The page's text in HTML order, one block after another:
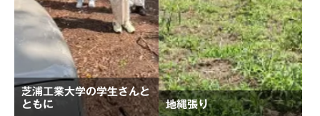
芝浦工業大学の学生さんと
ともに 地縄張り